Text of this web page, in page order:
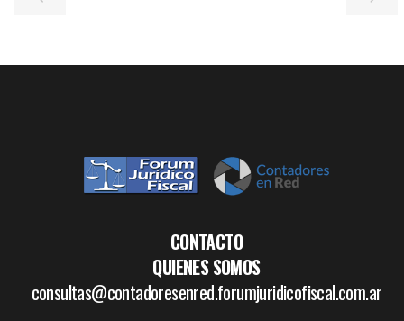
CONTACTO
QUIENES SOMOS
consultas@contadoresenred.forumjuridicofiscal.com.ar